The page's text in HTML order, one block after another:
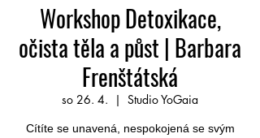
Workshop Detoxikace,
očista těla a půst | Barbara
Frenštátská
so 26. 4.
  |
Studio YoGaia
Cítíte se unavená, nespokojená se svým